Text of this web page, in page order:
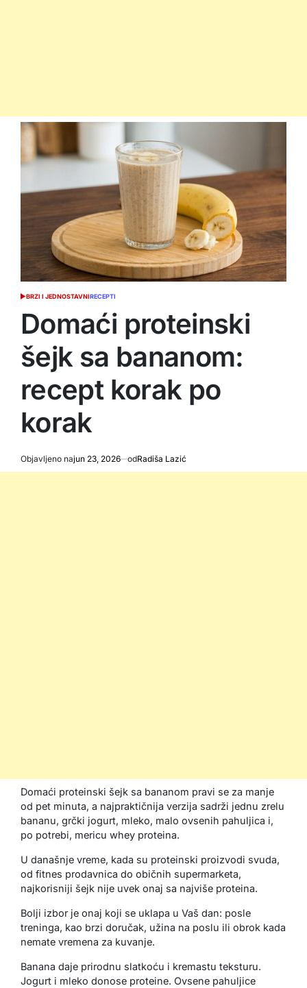
POSTED
BRZI I JEDNOSTAVNIRECEPTI
Domaći proteinski
šejk sa bananom:
recept korak po
korak
Objavljeno najun 23, 2026 odRadiša Lazić
Domaći proteinski šejk sa bananom pravi se za manje
od pet minuta, a najpraktičnija verzija sadrži jednu zrelu
bananu, grčki jogurt, mleko, malo ovsenih pahuljica i,
po potrebi, mericu whey proteina.
U današnje vreme, kada su proteinski proizvodi svuda,
od fitnes prodavnica do običnih supermarketa,
najkorisniji šejk nije uvek onaj sa najviše proteina.
Bolji izbor je onaj koji se uklapa u Vaš dan: posle
treninga, kao brzi doručak, užina na poslu ili obrok kada
nemate vremena za kuvanje.
Banana daje prirodnu slatkoću i kremastu teksturu.
Jogurt i mleko donose proteine. Ovsene pahuljice